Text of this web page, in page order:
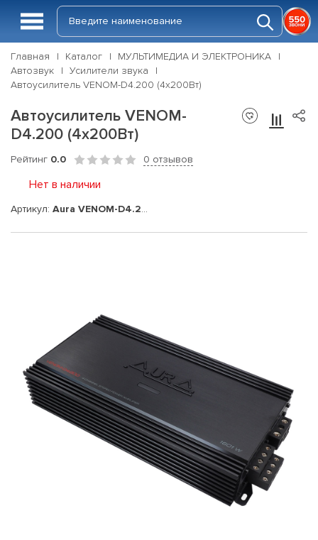
Главная Каталог
МУЛЬТИМЕДИА И ЭЛЕКТРОНИКА
Автозвук
Усилители звука
Автоусилитель VENOM-D4.200 (4x200Вт)
Автоусилитель VENOM-
D4.200 (4x200Вт)
Рейтинг 0.0 0 отзывов
Нет в наличии
Артикул: Aura VENOM-D4.200